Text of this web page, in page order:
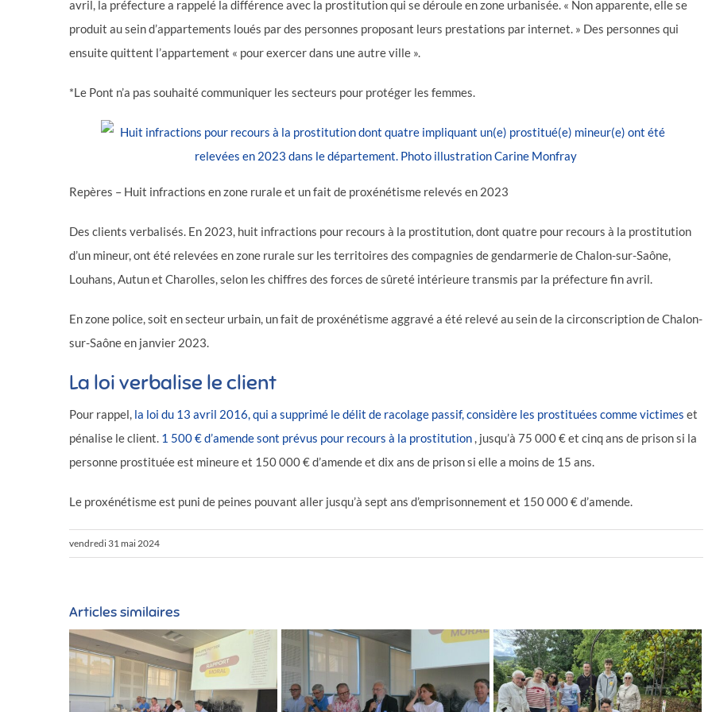
avril, la préfecture a rappelé la différence avec la prostitution qui se déroule en zone urbanisée. « Non apparente, elle se
produit au sein d’appartements loués par des personnes proposant leurs prestations par internet. » Des personnes qui
ensuite quittent l’appartement « pour exercer dans une autre ville ».
*Le Pont n’a pas souhaité communiquer les secteurs pour protéger les femmes.
Repères – Huit infractions en zone rurale et un fait de proxénétisme relevés en 2023
Des clients verbalisés. En 2023, huit infractions pour recours à la prostitution, dont quatre pour recours à la prostitution
d’un mineur, ont été relevées en zone rurale sur les territoires des compagnies de gendarmerie de Chalon-sur-Saône,
Louhans, Autun et Charolles, selon les chiffres des forces de sûreté intérieure transmis par la préfecture fin avril.
En zone police, soit en secteur urbain, un fait de proxénétisme aggravé a été relevé au sein de la circonscription de Chalon-
sur-Saône en janvier 2023.
La loi verbalise le client
Pour rappel, la loi du 13 avril 2016, qui a supprimé le délit de racolage passif, considère les prostituées comme victimes et
pénalise le client. 1 500 € d’amende sont prévus pour recours à la prostitution , jusqu’à 75 000 € et cinq ans de prison si la
personne prostituée est mineure et 150 000 € d’amende et dix ans de prison si elle a moins de 15 ans.
Le proxénétisme est puni de peines pouvant aller jusqu’à sept ans d’emprisonnement et 150 000 € d’amende.
vendredi 31 mai 2024
Articles similaires